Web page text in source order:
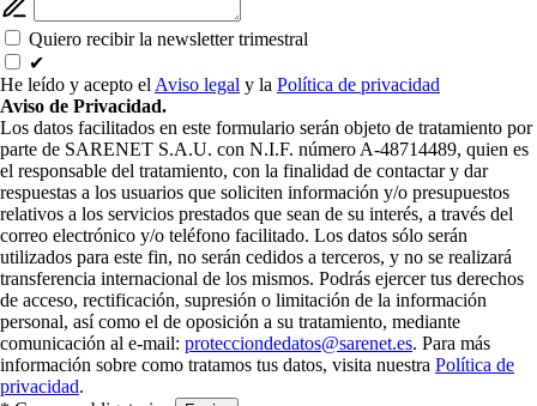
Quiero recibir la newsletter trimestral
✔
He leído y acepto el Aviso legal y la Política de privacidad
Aviso de Privacidad.
Los datos facilitados en este formulario serán objeto de tratamiento por
parte de SARENET S.A.U. con N.I.F. número A-48714489, quien es
el responsable del tratamiento, con la finalidad de contactar y dar
respuestas a los usuarios que soliciten información y/o presupuestos
relativos a los servicios prestados que sean de su interés, a través del
correo electrónico y/o teléfono facilitado. Los datos sólo serán
utilizados para este fin, no serán cedidos a terceros, y no se realizará
transferencia internacional de los mismos. Podrás ejercer tus derechos
de acceso, rectificación, supresión o limitación de la información
personal, así como el de oposición a su tratamiento, mediante
comunicación al e-mail: protecciondedatos@sarenet.es. Para más
información sobre como tratamos tus datos, visita nuestra Política de
privacidad.